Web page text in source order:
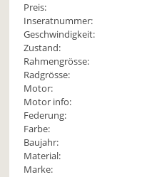
Preis:
Inseratnummer:
Geschwindigkeit:
Zustand:
Rahmengrösse:
Radgrösse:
Motor:
Motor info:
Federung:
Farbe:
Baujahr:
Material:
Marke: